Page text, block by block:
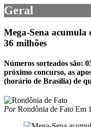
Geral
Mega-Sena
36 milhões
Números sorteados são:
próximo concurso, as
(horário de Brasília) de
PorRondônia de Fato Em